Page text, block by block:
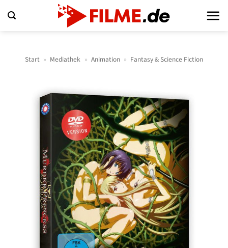
Inhalt
Start » Mediathek » Animation » Fantasy & Science Fiction